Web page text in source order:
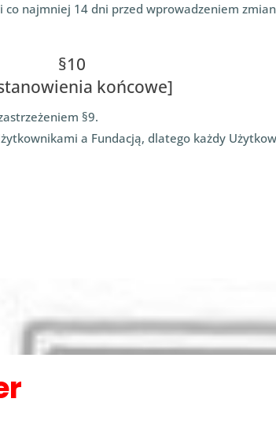
najmniej 14 dni przed wprowadzeniem
§10
końcowe]
§9.
a Fundacją, dlatego każdy